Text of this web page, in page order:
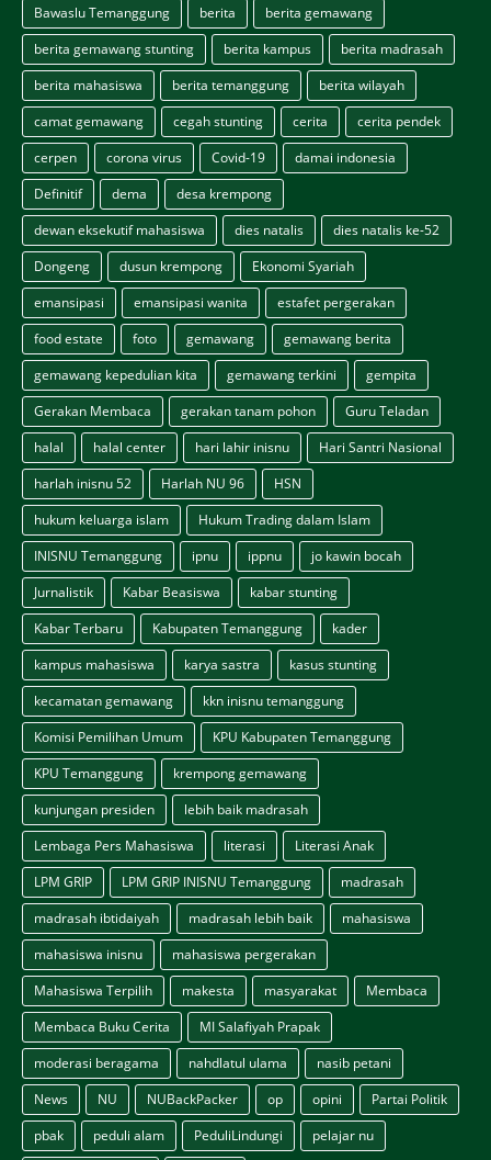
Bawaslu Temanggung
berita
berita gemawang
berita gemawang stunting
berita kampus
berita madrasah
berita mahasiswa
berita temanggung
berita wilayah
camat gemawang
cegah stunting cerita
cerita pendek
cerpen
corona virus Covid-19
damai indonesia
Definitif
dema
desa krempong
dewan eksekutif mahasiswa
dies natalis
dies natalis ke-52
Dongeng
dusun krempong
Ekonomi Syariah
emansipasi
emansipasi wanita
estafet pergerakan
food estate
foto gemawang
gemawang berita
gemawang kepedulian kita
gemawang terkini
gempita
Gerakan Membaca
gerakan tanam pohon
Guru Teladan
halal
halal center hari lahir inisnu
Hari Santri Nasional
harlah inisnu 52
Harlah NU 96
HSN
hukum keluarga islam
Hukum Trading dalam Islam
INISNU Temanggung
ipnu ippnu
jo kawin bocah
Jurnalistik
Kabar Beasiswa
kabar stunting
Kabar Terbaru
Kabupaten Temanggung
kader
kampus mahasiswa
karya sastra
kasus stunting
kecamatan gemawang
kkn inisnu temanggung
Komisi Pemilihan Umum
KPU Kabupaten Temanggung
KPU Temanggung
krempong gemawang
kunjungan presiden
lebih baik madrasah
Lembaga Pers Mahasiswa
literasi
Literasi Anak
LPM GRIP
LPM GRIP INISNU Temanggung
madrasah
madrasah ibtidaiyah
madrasah lebih baik
mahasiswa
mahasiswa inisnu
mahasiswa pergerakan
Mahasiswa Terpilih
makesta masyarakat
Membaca
Membaca Buku Cerita
MI Salafiyah Prapak
moderasi beragama
nahdlatul ulama
nasib petani
News
NU NUBackPacker op opini
Partai Politik
pbak
peduli alam PeduliLindungi
pelajar nu